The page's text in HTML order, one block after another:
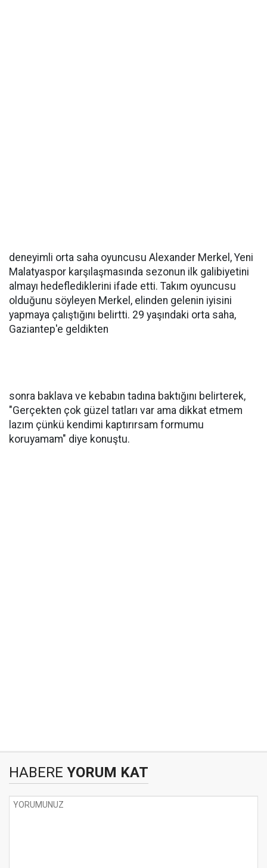
deneyimli orta saha oyuncusu Alexander Merkel, Yeni
Malatyaspor karşılaşmasında sezonun ilk galibiyetini
almayı hedeflediklerini ifade etti. Takım oyuncusu
olduğunu söyleyen Merkel, elinden gelenin iyisini
yapmaya çalıştığını belirtti. 29 yaşındaki orta saha,
Gaziantep'e geldikten
sonra baklava ve kebabın tadına baktığını belirterek,
"Gerçekten çok güzel tatları var ama dikkat etmem
lazım çünkü kendimi kaptırırsam formumu
koruyamam" diye konuştu.
HABERE YORUM KAT